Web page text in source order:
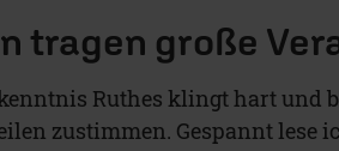
tragen große
Ruthes klingt hart und
zustimmen. Gespannt lese